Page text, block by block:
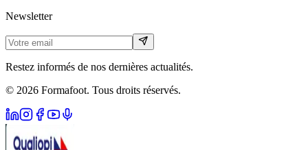
Newsletter
Restez informés de nos dernières actualités.
© 2026 Formafoot. Tous droits réservés.